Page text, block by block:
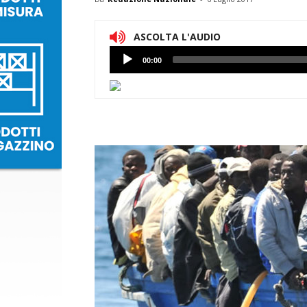
ASCOLTA L'AUDIO
Lettore
Audio
00:00